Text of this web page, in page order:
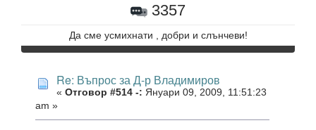
3357
Да сме усмихнати , добри и слънчеви!
Re: Въпрос за Д-р Владимиров
« Отговор #514 -: Януари 09, 2009, 11:51:23
am »